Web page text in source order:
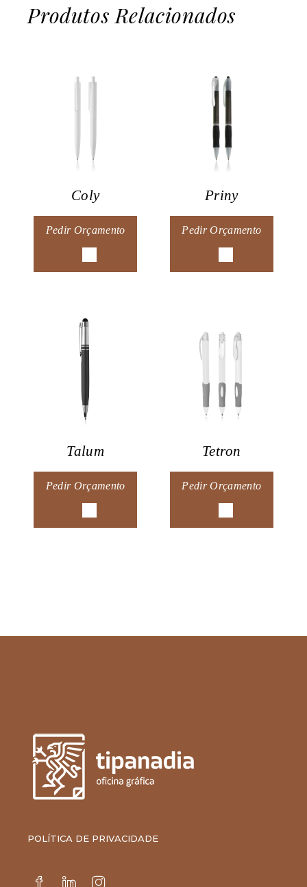
Produtos Relacionados
Coly
Pedir Orçamento
Priny
Pedir Orçamento
Talum
Pedir Orçamento
Tetron
Pedir Orçamento
POLÍTICA DE PRIVACIDADE